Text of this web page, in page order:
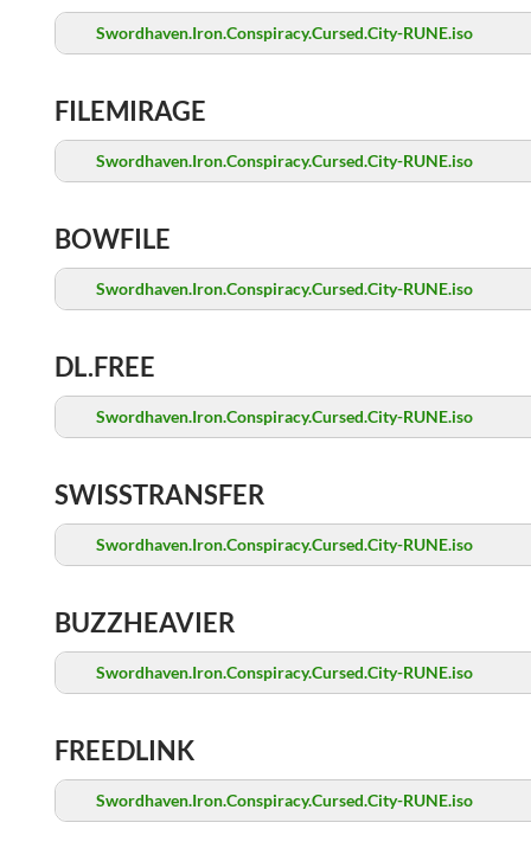
Swordhaven.Iron.Conspiracy.Cursed.City-RUNE.iso
FILEMIRAGE
Swordhaven.Iron.Conspiracy.Cursed.City-RUNE.iso
BOWFILE
Swordhaven.Iron.Conspiracy.Cursed.City-RUNE.iso
DL.FREE
Swordhaven.Iron.Conspiracy.Cursed.City-RUNE.iso
SWISSTRANSFER
Swordhaven.Iron.Conspiracy.Cursed.City-RUNE.iso
BUZZHEAVIER
Swordhaven.Iron.Conspiracy.Cursed.City-RUNE.iso
FREEDLINK
Swordhaven.Iron.Conspiracy.Cursed.City-RUNE.iso